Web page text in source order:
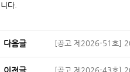
니다.
다음글 [공고 제2026-51호]
[공고 제2026-43호]